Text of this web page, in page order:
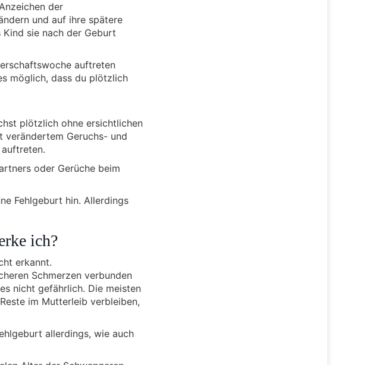
der
und auf ihre spätere
sie nach der Geburt
auftreten
möglich, dass du plötzlich
plötzlich ohne ersichtlichen
verändertem Geruchs- und
oder Gerüche beim
Fehlgeburt hin. Allerdings
ich?
erkannt.
Schmerzen verbunden
nicht gefährlich. Die meisten
im Mutterleib verbleiben,
allerdings, wie auch